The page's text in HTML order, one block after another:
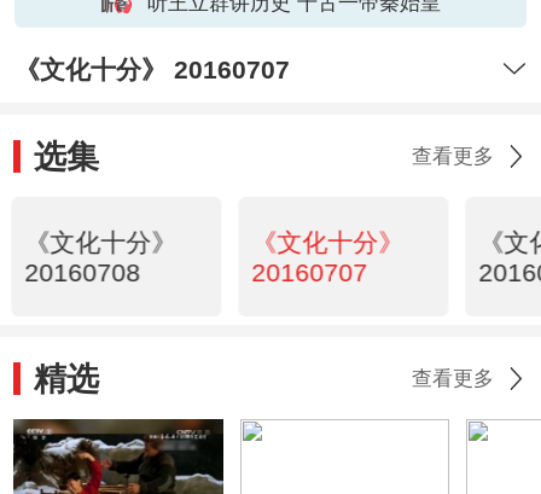
《文化十分》 20160707
选集 查看更多
《文化十分》
20160708
《文化十分》
20160707
《
精选 查看更多